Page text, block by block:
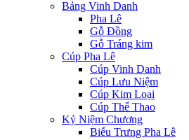
Bảng Vinh Danh
Pha Lê
Gỗ Đồng
Gỗ Tráng kim
Cúp Pha Lê
Cúp Vinh Danh
Cúp Lưu Niệm
Cúp Kim Loại
Cúp Thể Thao
Kỷ Niệm Chương
Biểu Trưng Pha Lê